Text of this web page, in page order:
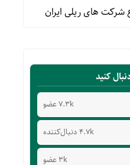
شرکت های ریلی ایران
کنید
7.3k عضو
4.7k دنبال‌کننده
3k عضو